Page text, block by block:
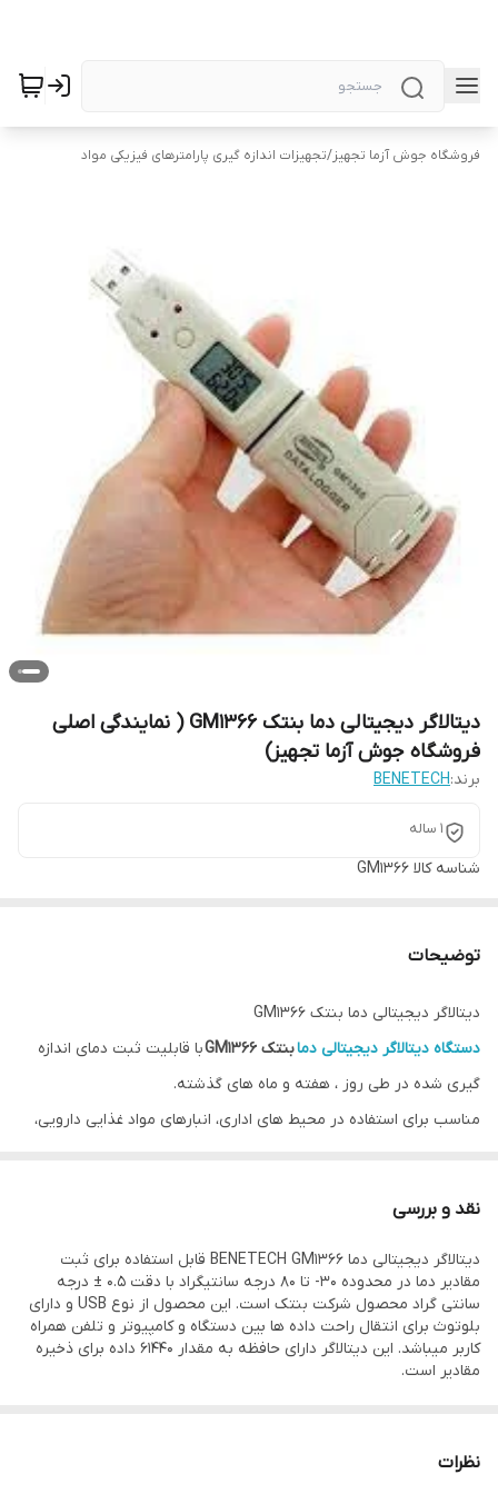
فروشگاه جوش آزما تجهیز/تجهیزات اندازه گیری پارامترهای فیزیکی مواد
دیتالاگر دیجیتالی دما بنتک GM1366 ( نمایندگی اصلی
فروشگاه جوش آزما تجهیز)
برند:BENETECH
1 ساله
شناسه کالا GM1366
توضیحات
دیتالاگر دیجیتالی دما بنتک GM1366
دستگاه دیتالاگر دیجیتالی دمابنتک GM1366
با قابلیت ثبت دمای اندازه
گیری شده در طی روز ، هفته و ماه های گذشته.
مناسب برای استفاده در محیط های اداری، انبارهای مواد غذایی دارویی،
قابلیت ذخیره داده های اندازه گیری شده دما بر روی حافظه بزرگ داخلی
تا 61440 عدد دارای صفحه نمایشگر بزرگ LCD به همراه نور پس زمینه
مناسب مکان تاریک و کم نور .
تغذیه توسط باتری لیتیومی 3.6 ولت قابلیت استفاده بیش از 12 ماه
بدون تعویض آن قابلیت گزارش گیری و مشاهده نمودار با اتصال
محدوده اندازه گیری دما : 30- تا 80 درجه سانتیگراد
نقد و بررسی
دیتالاگر دیجیتالی دما BENETECH GM1366 قابل استفاده برای ثبت
مقادیر دما در محدوده 30- تا 80 درجه سانتیگراد با دقت 0.5 ± درجه
سانتی گراد محصول شرکت بنتک است. این محصول از نوع USB و دارای
بلوتوث برای انتقال راحت داده ها بین دستگاه و کامپیوتر و تلفن همراه
کاربر میباشد. این دیتالاگر دارای حافظه به مقدار 61440 داده برای ذخیره
مقادیر است.
نظرات